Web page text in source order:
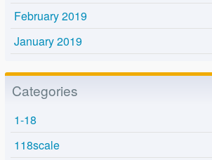
February 2019
January 2019
Categories
1-18
118scale